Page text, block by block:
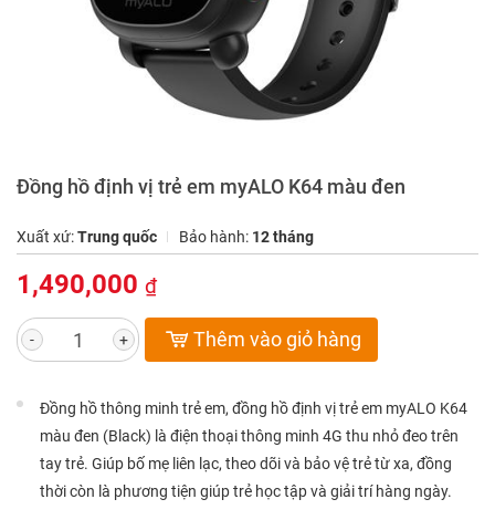
Đồng hồ định vị trẻ em myALO K64 màu đen
Xuất xứ:Trung quốc Bảo hành: 12 tháng
1,490,000 ₫
- + Thêm vào giỏ hàng
Đồng hồ thông minh trẻ em, đồng hồ định vị trẻ em myALO K64
màu đen (Black) là điện thoại thông minh 4G thu nhỏ đeo trên
tay trẻ. Giúp bố mẹ liên lạc, theo dõi và bảo vệ trẻ từ xa, đồng
thời còn là phương tiện giúp trẻ học tập và giải trí hàng ngày.